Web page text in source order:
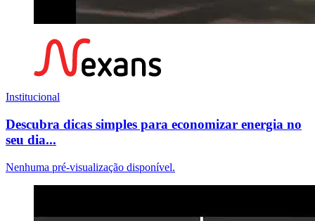
Institucional
Descubra dicas simples para economizar energia no
seu dia...
Nenhuma pré-visualização disponível.